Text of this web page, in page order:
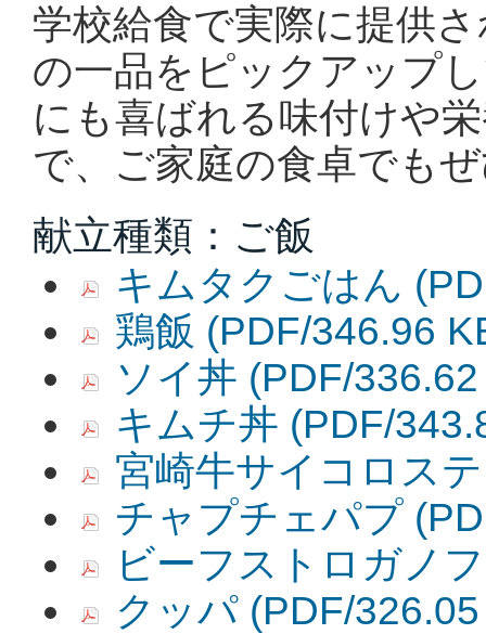
学校給食で実際に提供
の一品をピックアップ
にも喜ばれる味付けや
で、ご家庭の食卓でも
献立種類：ご飯
キムタクごはん
鶏飯 (PDF/346.96
ソイ丼 (PDF/
キムチ丼 (PDF/
宮崎牛サイコロス
チャプチェパプ
ビーフストロガノフ
クッパ (PDF/